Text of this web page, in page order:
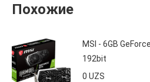
Похожие
MSI - 6GB
192bit
0 UZS